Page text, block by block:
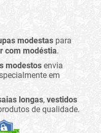
modestas para
com modéstia.
modestos envia
em
longas, vestidos
de qualidade.